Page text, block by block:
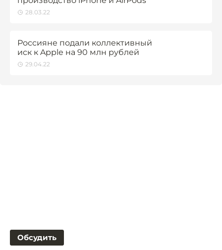
28.03.22
Россияне подали коллективный
иск к Apple на 90 млн рублей
29.04.22
Обсудить